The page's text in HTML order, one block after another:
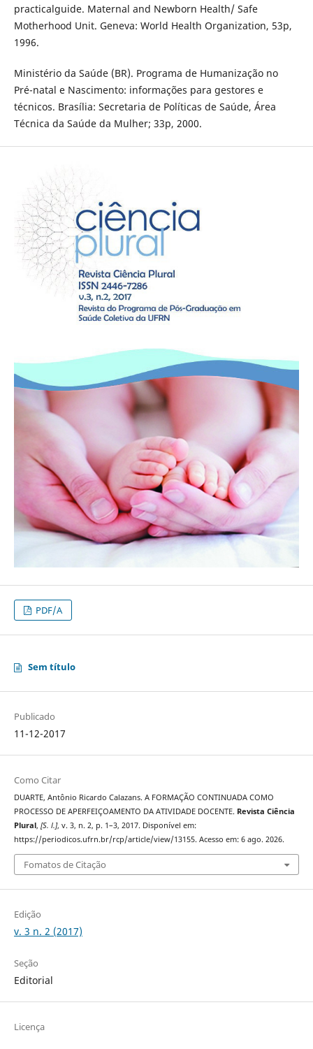
practicalguide. Maternal and Newborn Health/ Safe
Motherhood Unit. Geneva: World Health Organization, 53p,
1996.
Ministério da Saúde (BR). Programa de Humanização no
Pré-natal e Nascimento: informações para gestores e
técnicos. Brasília: Secretaria de Políticas de Saúde, Área
Técnica da Saúde da Mulher; 33p, 2000.
PDF/A
Sem título
Publicado
11-12-2017
Como Citar
DUARTE, Antônio Ricardo Calazans. A FORMAÇÃO CONTINUADA COMO
PROCESSO DE APERFEIÇOAMENTO DA ATIVIDADE DOCENTE. Revista Ciência
Plural, [S. l.], v. 3, n. 2, p. 1–3, 2017. Disponível em:
https://periodicos.ufrn.br/rcp/article/view/13155. Acesso em: 6 ago. 2026.
Fomatos de Citação
Edição
v. 3 n. 2 (2017)
Seção
Editorial
Licença